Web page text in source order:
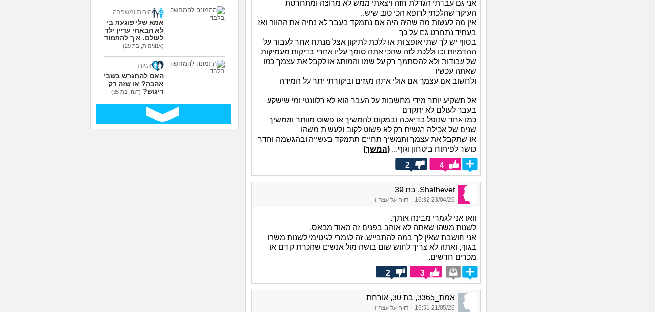
אני גם עברתי הגדלת חזה ויצאתי ממש לא מרוצה ומתחרטת
העיקר שהלכתי לרופא הכי טוב שיש..
אין מה לעשות מה שהיה היה אם נתמקד בעבר לא נחיה את ההווה ואז
בעתיד נתחרט גם על כך
בסוף יש לך שתי אופציות או ללכת לתיקון אצל מנתח אחר לעבור על
ההדמיות וכו וללכת לזה שהכי אתה סומך עליו אחרי בדיקות מעמיקות
של עבודות ולא להסתמך רק על שמו והמותג או לקבל את עצמך כמו
שאתה עכשיו
ולחשוב אם עצמך אם אולי אתה מגזים וביקורתי יתר על המידה
אל תשקיע יותר מידי מחשבות על העבר הוא לא רלוונטי ומי שישקע
בעבר לעולם לא יתקדם
כמו אחד שנופל בדיאטה ובמקום להמשיך או פשוט מוותר וממשיך
שנים של אכילה רגשית רק לא פשוט לקום ולעשות משהו
או שתקבל את עצמך ותמשיך תחיים תתמקד בעשייה ובהגשמה וחדר
כושר לפיתוח ביטחון וגוף... (המשך)
4
2
Shalhevet, בת 39
23/04/26 16:32 דווח על עצה זו
וואו אני לגמרי מבינה אותך.
לשנות משהו שאתה לא אוהב בפנים זה מאוד מבאס.
אני חושבת שאין לך במה להתבייש, זה לגמרי לגיטימי לשנות משהו
בגוף, ואתה לא צריך לחוש שום בושה מול אנשים שהכרת קודם או
מכרים חדשים.
3
2
אמת_3365, בת 30, אורחת
21/05/26 15:51 דווח על עצה זו
הורות ומשפחה
אמא שלי פוגעת בי כי
לא הבאתי עדיין ילדים
לעולם. איך להתמודד?
(אנונימית, בת 29)
זוגיות
האם להתגרש בשביל
אהבה? או שזה רק
ריגוש? (דנה, בת 35)